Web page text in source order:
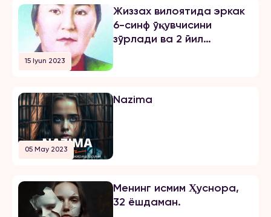
15 Iyun 2023
Жиззах вилоятида эркак
6-синф ўқувчисини
зўрлади ва 2 йил
05 May 2023
Nazima
Менинг исмим Ҳуснора,
32 ёшдаман.